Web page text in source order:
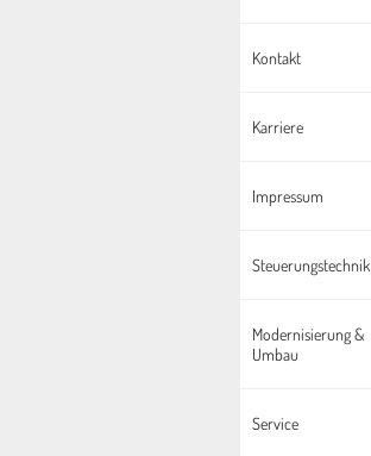
Kontakt
Karriere
Impressum
Steuerungstechnik
Modernisierung &
Umbau
Service